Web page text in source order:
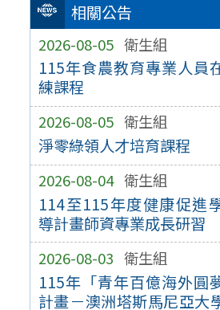
相關公告
2026-08-05 衛生組
115年食農教育專業人員
練課程
2026-08-05 衛生組
淨零綠領人才培育課程
2026-08-04 衛生組
114至115年度健康促進
導計畫師資專業成長研習
2026-08-03 衛生組
115年「青年百億海外圓
計畫－澳洲塔斯馬尼亞大